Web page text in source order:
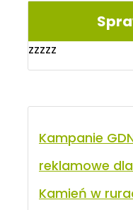
zzzzz
Kampanie
reklamowe
Kamień w